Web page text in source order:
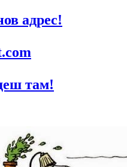
адрес!
там!